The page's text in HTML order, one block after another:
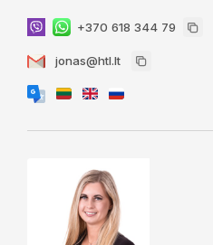
+370 618 344 79
jonas@htl.lt